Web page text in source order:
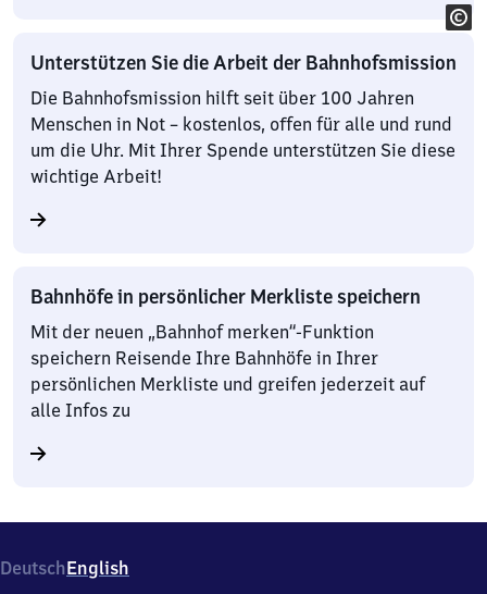
Unterstützen Sie die Arbeit der Bahnhofsmission
Die Bahnhofsmission hilft seit über 100 Jahren
Menschen in Not – kostenlos, offen für alle und rund
um die Uhr. Mit Ihrer Spende unterstützen Sie diese
wichtige Arbeit!
Bahnhöfe in persönlicher Merkliste speichern
Mit der neuen „Bahnhof merken“-Funktion
speichern Reisende Ihre Bahnhöfe in Ihrer
persönlichen Merkliste und greifen jederzeit auf
alle Infos zu
DeutschEnglish